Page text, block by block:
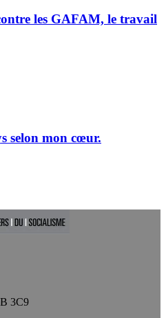
les GAFAM, le travail
selon mon cœur.
3C9